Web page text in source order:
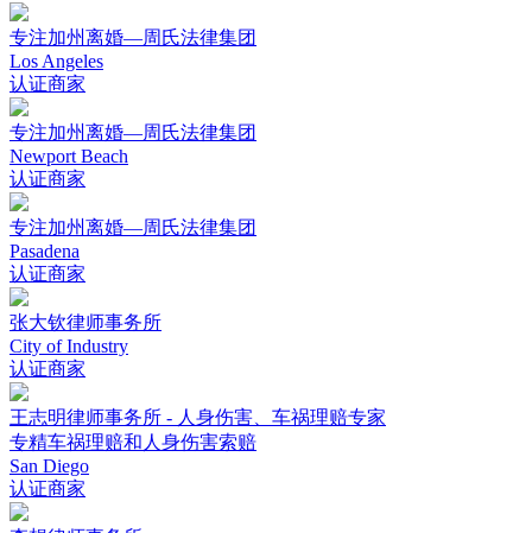
专注加州离婚—周氏法律集团
Los Angeles
认证商家
专注加州离婚—周氏法律集团
Newport Beach
认证商家
专注加州离婚—周氏法律集团
Pasadena
认证商家
张大钦律师事务所
City of Industry
认证商家
王志明律师事务所 - 人身伤害、车祸理赔专家
专精车祸理赔和人身伤害索赔
San Diego
认证商家